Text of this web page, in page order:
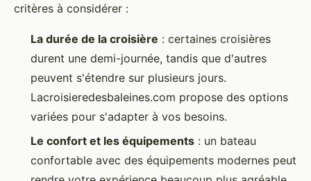
critères à considérer :
La durée de la croisière : certaines croisières
durent une demi-journée, tandis que d'autres
peuvent s'étendre sur plusieurs jours.
Lacroisieredesbaleines.com propose des options
variées pour s'adapter à vos besoins.
Le confort et les équipements : un bateau
confortable avec des équipements modernes peut